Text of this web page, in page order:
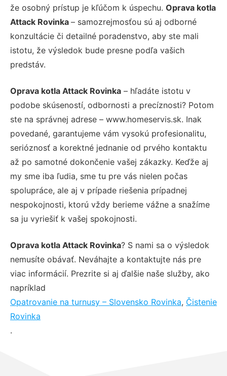
že osobný prístup je kľúčom k úspechu. Oprava kotla
Attack Rovinka – samozrejmosťou sú aj odborné
konzultácie či detailné poradenstvo, aby ste mali
istotu, že výsledok bude presne podľa vašich
predstáv.
Oprava kotla Attack Rovinka – hľadáte istotu v
podobe skúseností, odbornosti a precíznosti? Potom
ste na správnej adrese – www.homeservis.sk. Inak
povedané, garantujeme vám vysokú profesionalitu,
serióznosť a korektné jednanie od prvého kontaktu
až po samotné dokončenie vašej zákazky. Keďže aj
my sme iba ľudia, sme tu pre vás nielen počas
spolupráce, ale aj v prípade riešenia prípadnej
nespokojnosti, ktorú vždy berieme vážne a snažíme
sa ju vyriešiť k vašej spokojnosti.
Oprava kotla Attack Rovinka? S nami sa o výsledok
nemusíte obávať. Neváhajte a kontaktujte nás pre
viac informácií. Prezrite si aj ďalšie naše služby, ako
napríklad
Opatrovanie na turnusy – Slovensko Rovinka, Čistenie
Rovinka
.